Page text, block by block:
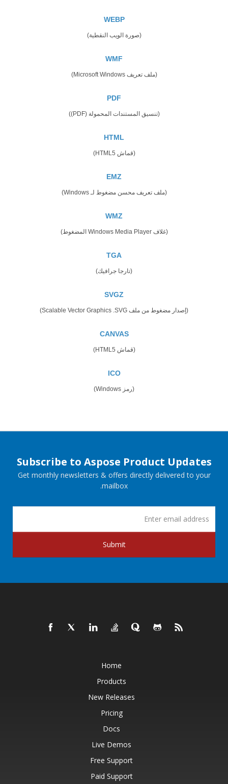
WEBP
(صورة الويب النقطية)
WMF
(ملف تعريف Microsoft Windows)
PDF
(تنسيق المستندات المحمولة (PDF))
HTML
(قماش HTML5)
EMZ
(ملف تعريف محسن مضغوط لـ Windows)
WMZ
(غلاف Windows Media Player المضغوط)
TGA
(تارجا جرافيك)
SVGZ
(إصدار مضغوط من ملف Scalable Vector Graphics .SVG)
CANVAS
(قماش HTML5)
ICO
(رمز Windows)
Subscribe to Aspose Product Updates
Get monthly newsletters & offers directly delivered to your
mailbox.
Submit
Home
Products
New Releases
Pricing
Docs
Live Demos
Free Support
Paid Support